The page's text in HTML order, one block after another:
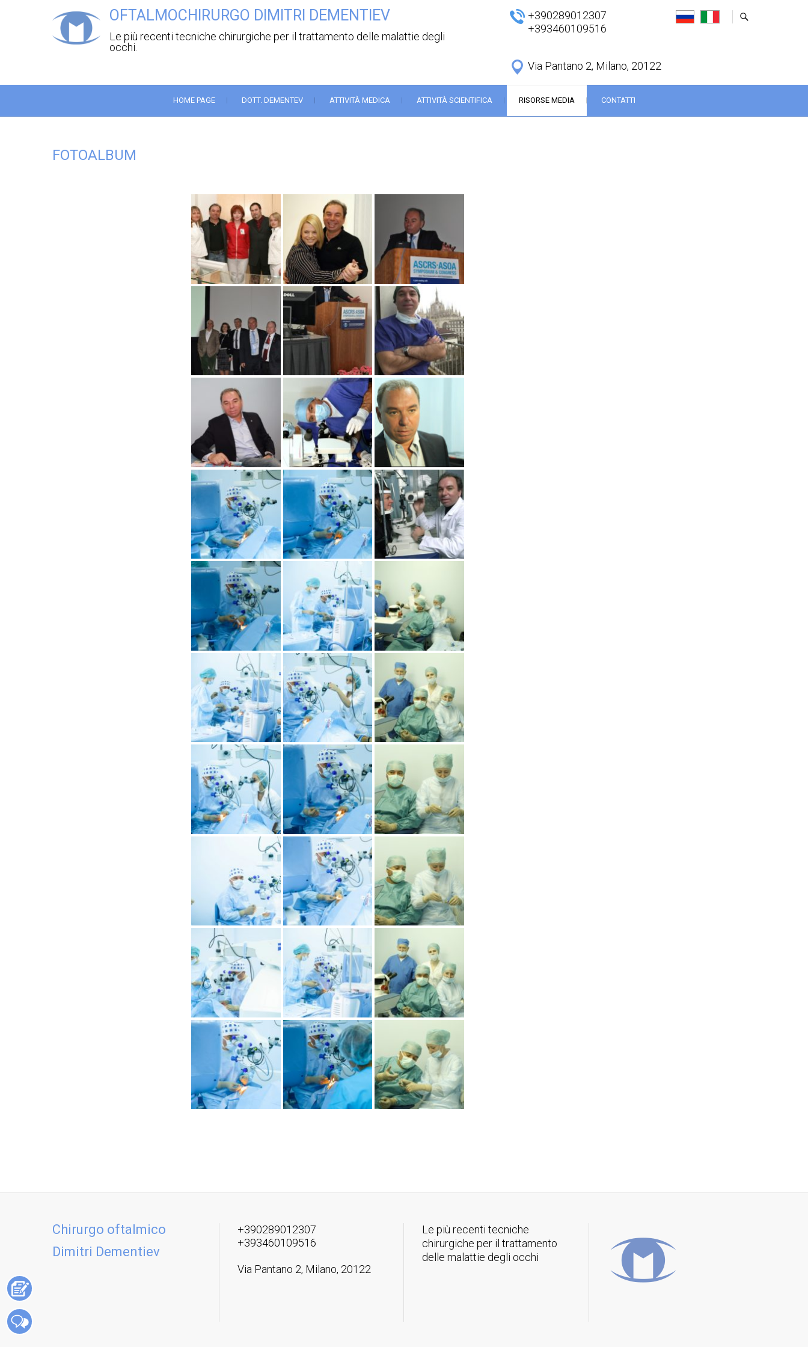
OFTALMOCHIRURGO DIMITRI DEMENTIEV
Le più recenti tecniche chirurgiche per il trattamento delle malattie degli
occhi.
+390289012307
+393460109516
Via Pantano 2, Milano, 20122
HOME PAGE DOTT. DEMENTEV ATTIVITÀ MEDICA ATTIVITÀ SCIENTIFICA RISORSE MEDIA CONTATTI
FOTOALBUM
Chirurgo oftalmico
Dimitri Dementiev
+390289012307
+393460109516
Via Pantano 2, Milano, 20122
Le più recenti tecniche
chirurgiche per il trattamento
delle malattie degli occhi